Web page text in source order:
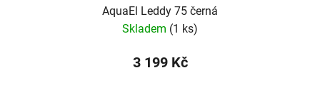
AquaEl Leddy 75 černá
Skladem (1 ks)
3 199 Kč